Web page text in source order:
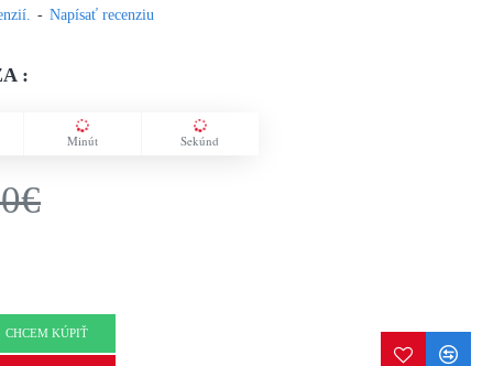
- Napísať recenziu
:
Minút Sekúnd
CHCEM KÚPIŤ